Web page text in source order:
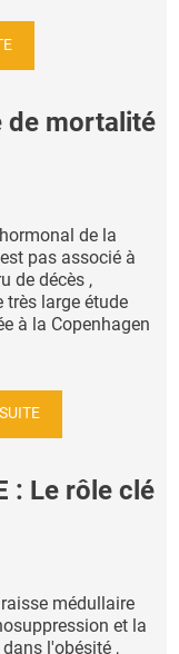
de mortalité
de la
pas associé à
de décès ,
très large étude
à la Copenhagen
: Le rôle clé
médullaire
et la
l'obésité ,